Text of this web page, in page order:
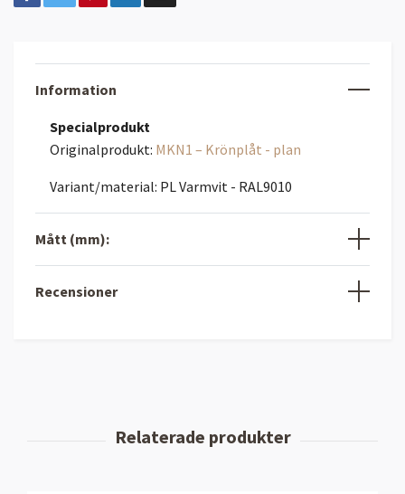
Information
Specialprodukt
Originalprodukt: MKN1 – Krönplåt - plan
Variant/material: PL Varmvit - RAL9010
Mått (mm):
Recensioner